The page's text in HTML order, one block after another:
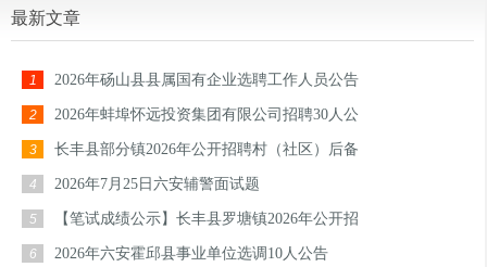
最新文章
1 2026年砀山县县属国有企业选聘工作人员公告
2 2026年蚌埠怀远投资集团有限公司招聘30人公
3 长丰县部分镇2026年公开招聘村（社区）后备
4 2026年7月25日六安辅警面试题
5 【笔试成绩公示】长丰县罗塘镇2026年公开招
6 2026年六安霍邱县事业单位选调10人公告